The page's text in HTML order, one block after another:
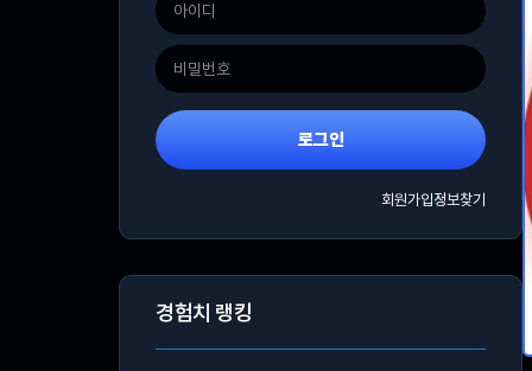
로그인
회원가입정보찾기
경험치 랭킹